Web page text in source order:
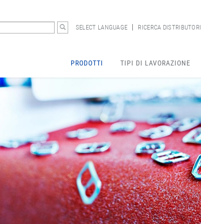
SELECT LANGUAGE RICERCA DISTRIBUTORI
PRODOTTI TIPI DI LAVORAZIONE